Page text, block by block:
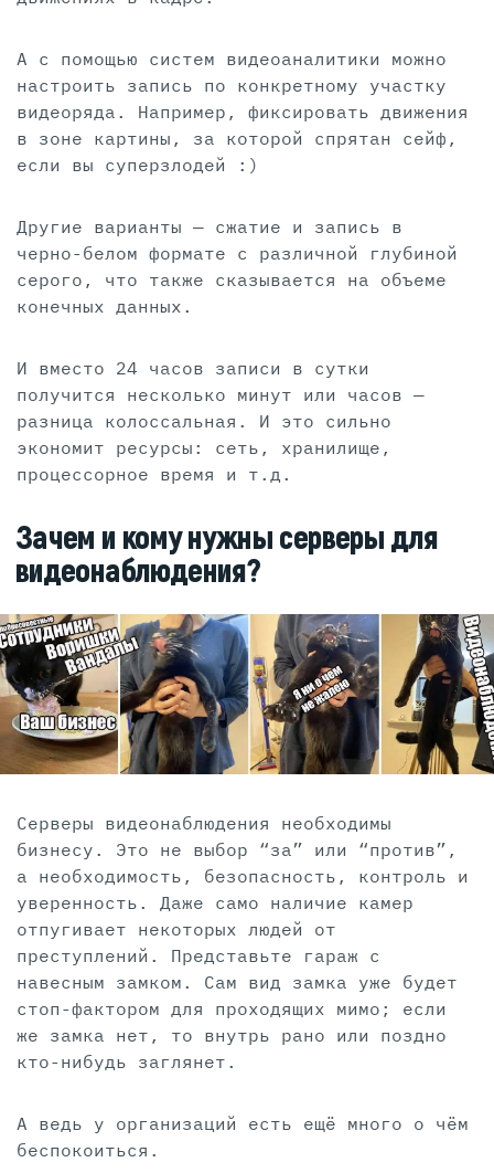
А с помощью систем видеоаналитики можно
настроить запись по конкретному участку
видеоряда. Например, фиксировать движения
в зоне картины, за которой спрятан сейф,
если вы суперзлодей :)
Другие варианты — сжатие и запись в
черно-белом формате с различной глубиной
серого, что также сказывается на объеме
конечных данных.
И вместо 24 часов записи в сутки
получится несколько минут или часов —
разница колоссальная. И это сильно
экономит ресурсы: сеть, хранилище,
процессорное время и т.д.
Зачем и кому нужны серверы для
видеонаблюдения?
Серверы видеонаблюдения необходимы
бизнесу. Это не выбор “за” или “против”,
а необходимость, безопасность, контроль и
уверенность. Даже само наличие камер
отпугивает некоторых людей от
преступлений. Представьте гараж с
навесным замком. Сам вид замка уже будет
стоп-фактором для проходящих мимо; если
же замка нет, то внутрь рано или поздно
кто-нибудь заглянет.
А ведь у организаций есть ещё много о чём
беспокоиться.